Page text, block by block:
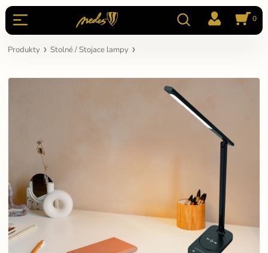
0
Produkty Stolné / Stojace lampy